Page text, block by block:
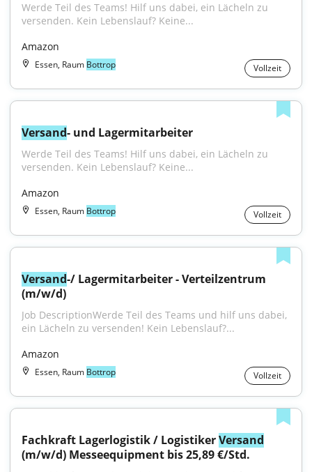
Werde Teil des Teams! Hilf uns dabei, ein Lächeln zu
versenden. Kein Lebenslauf? Keine...
Amazon
Essen, Raum Bottrop Vollzeit
Versand- und Lagermitarbeiter
Werde Teil des Teams! Hilf uns dabei, ein Lächeln zu
versenden. Kein Lebenslauf? Keine...
Amazon
Essen, Raum Bottrop Vollzeit
Versand-/ Lagermitarbeiter - Verteilzentrum
(m/w/d)
Job DescriptionWerde Teil des Teams und hilf uns dabei,
ein Lächeln zu versenden! Kein Lebenslauf?...
Amazon
Essen, Raum Bottrop Vollzeit
Fachkraft Lagerlogistik / Logistiker Versand
(m/w/d) Messeequipment bis 25,89 €/Std.